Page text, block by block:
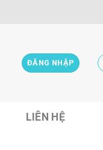
ĐĂNG NHẬP
LIÊN HỆ